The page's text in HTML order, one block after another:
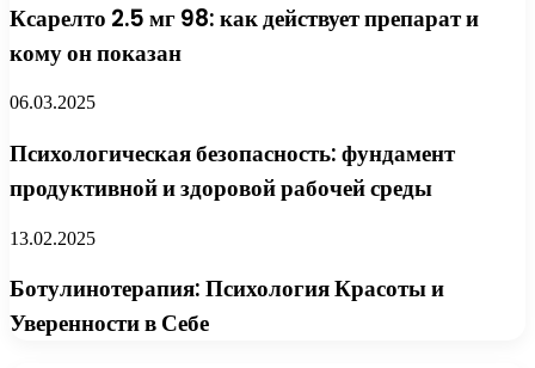
Ксарелто 2.5 мг 98: как действует препарат и
кому он показан
06.03.2025
Психологическая безопасность: фундамент
продуктивной и здоровой рабочей среды
13.02.2025
Ботулинотерапия: Психология Красоты и
Уверенности в Себе